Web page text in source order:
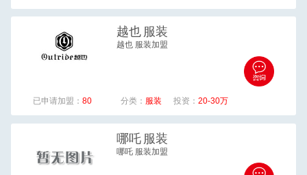
越也 服装
越也 服装加盟
已申请加盟： 80 分类： 服装 投资：20-30万
哪吒 服装
哪吒 服装加盟